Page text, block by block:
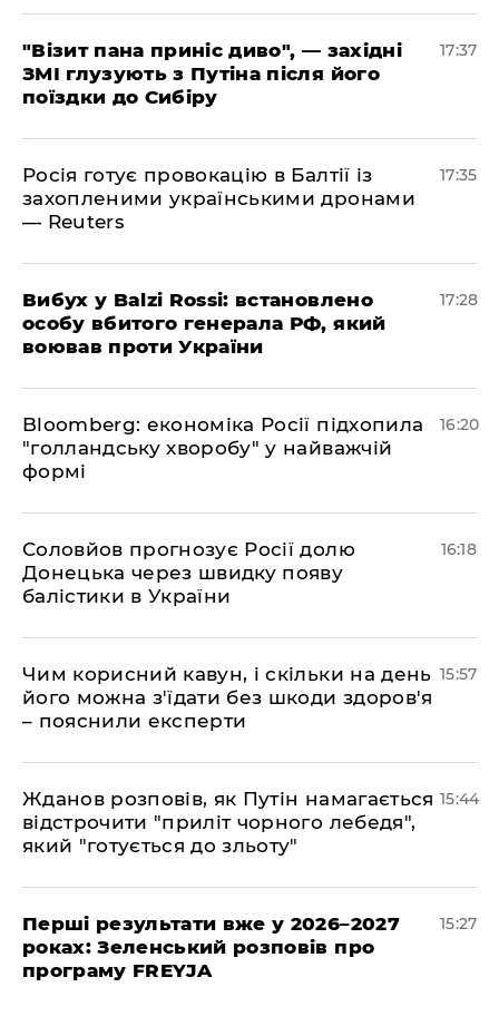
"Візит пана приніс диво", — західні
ЗМІ глузують з Путіна після його
поїздки до Сибіру
17:37
Росія готує провокацію в Балтії із
захопленими українськими дронами
— Reuters
17:35
​Вибух у Balzi Rossi: встановлено
особу вбитого генерала РФ, який
воював проти України
17:28
Bloomberg: економіка Росії підхопила
"голландську хворобу" у найважчій
формі
16:20
Соловйов прогнозує Росії долю
Донецька через швидку появу
балістики в України
16:18
Чим корисний кавун, і скільки на день
його можна з'їдати без шкоди здоров'я
– пояснили експерти
15:57
Жданов розповів, як Путін намагається
відстрочити "приліт чорного лебедя",
який "готується до зльоту"
15:44
Перші результати вже у 2026–2027
роках: Зеленський розповів про
програму FREYJA
15:27